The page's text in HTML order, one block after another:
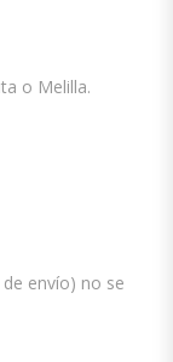
o Melilla.
envío) no se